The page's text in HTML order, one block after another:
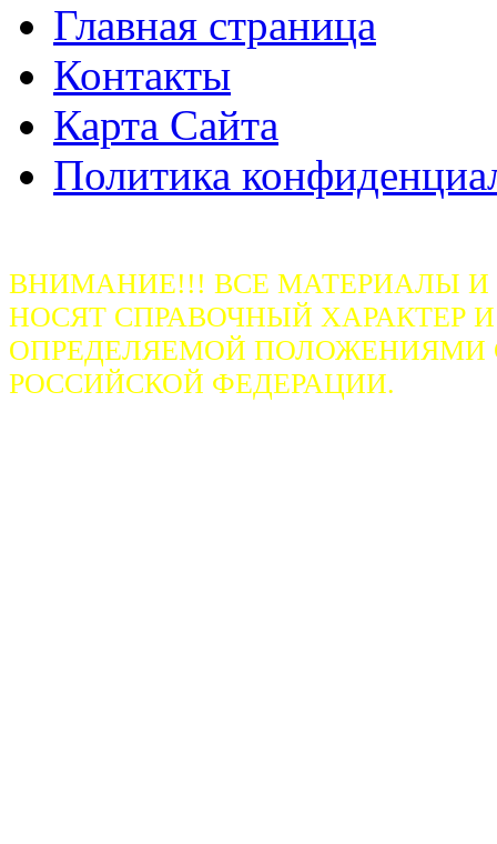
Главная страница
Контакты
Карта Сайта
Политика
ВНИМАНИЕ!!! ВСЕ МАТЕРИАЛЫ
НОСЯТ СПРАВОЧНЫЙ ХАРАКТЕР
ОПРЕДЕЛЯЕМОЙ ПОЛОЖЕНИЯМИ
РОССИЙСКОЙ ФЕДЕРАЦИИ.